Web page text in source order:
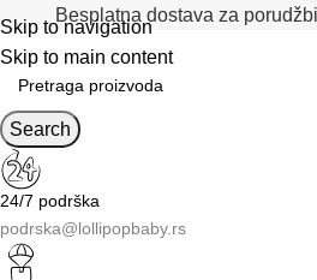
Skip to navigation
Skip to main content
Besplatna dostava za
Search
24/7 podrška
podrska@lollipopbaby.rs